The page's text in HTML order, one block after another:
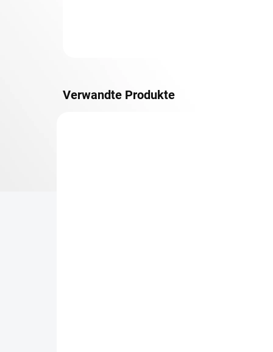
Verwandte Produkte